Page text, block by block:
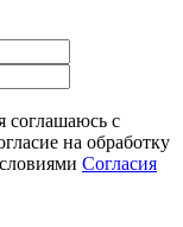
соглашаюсь с
на обработку
Согласия